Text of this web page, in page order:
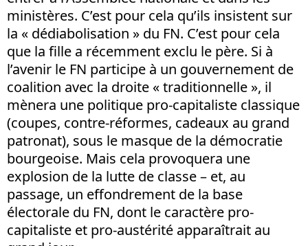
ministères. C’est pour cela qu’ils insistent sur
la « dédiabolisation » du FN. C’est pour cela
que la fille a récemment exclu le père. Si à
l’avenir le FN participe à un gouvernement de
coalition avec la droite « traditionnelle », il
mènera une politique pro-capitaliste classique
(coupes, contre-réformes, cadeaux au grand
patronat), sous le masque de la démocratie
bourgeoise. Mais cela provoquera une
explosion de la lutte de classe – et, au
passage, un effondrement de la base
électorale du FN, dont le caractère pro-
capitaliste et pro-austérité apparaîtrait au